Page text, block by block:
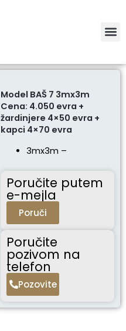
Model BAŠ 7 3mx3m
Cena: 4.050 evra +
žardinjere 4×50 evra +
kapci 4×70 evra
3mx3m –
Poručite putem
e-mejla
Poruči
Poručite
pozivom na
telefon
Pozovite